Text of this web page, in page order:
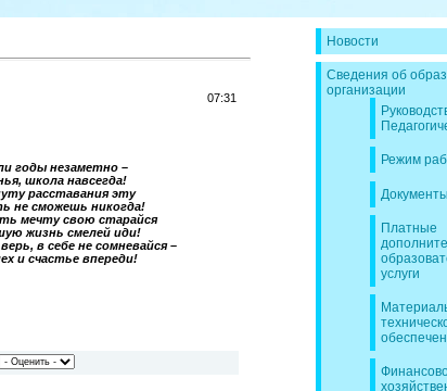
07:31
годы незаметно –
школа навсегда!
расставания эту
не сможешь никогда!
мечту свою старайся
жизнь смелей иди!
в себе не сомневайся –
и счастье впереди!
Новости
Сведения об
организации
Режим
Документы
Платные
услуги